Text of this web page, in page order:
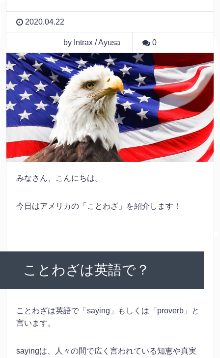
2020.04.22
by Intrax / Ayusa 0
みなさん、こんにちは。
今日はアメリカの「ことわざ」を紹介します！
ことわざは英語で？
ことわざは英語で「saying」もしくは「proverb」と
言います。
sayingは、人々の間で広く言われている知恵や真実